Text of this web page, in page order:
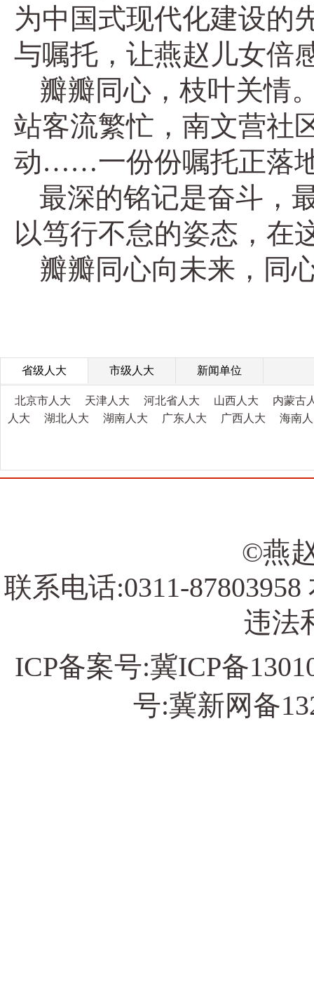
为中国式现代化建设的
与嘱托，让燕赵儿女倍
瓣瓣同心，枝叶关情
站客流繁忙，南文营社
动……一份份嘱托正落
最深的铭记是奋斗，
以笃行不怠的姿态，在
瓣瓣同心向未来，同
省级人大 市级人大 新闻单位
北京市人大 天津人大 河北省人大 山西人大
内蒙古
人大
湖北人大 湖南人大 广东人大 广西人大 海南
©燕
联系电话:0311-
违法
ICP备案号:冀ICP备
号:冀新网备